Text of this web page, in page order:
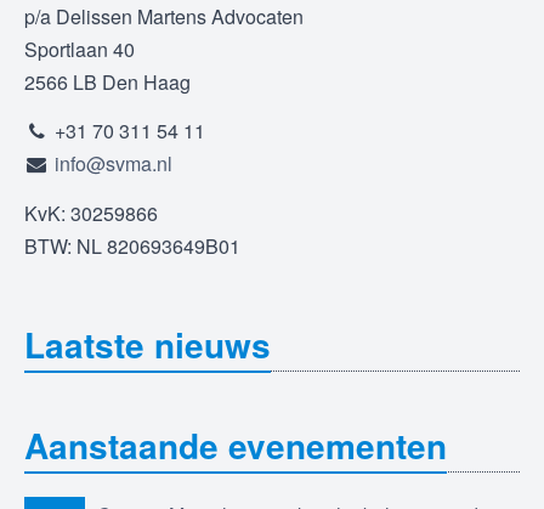
p/a Delissen Martens Advocaten
Sportlaan 40
2566 LB Den Haag
+31 70 311 54 11
info@svma.nl
KvK: 30259866
BTW: NL 820693649B01
Laatste nieuws
Aanstaande evenementen